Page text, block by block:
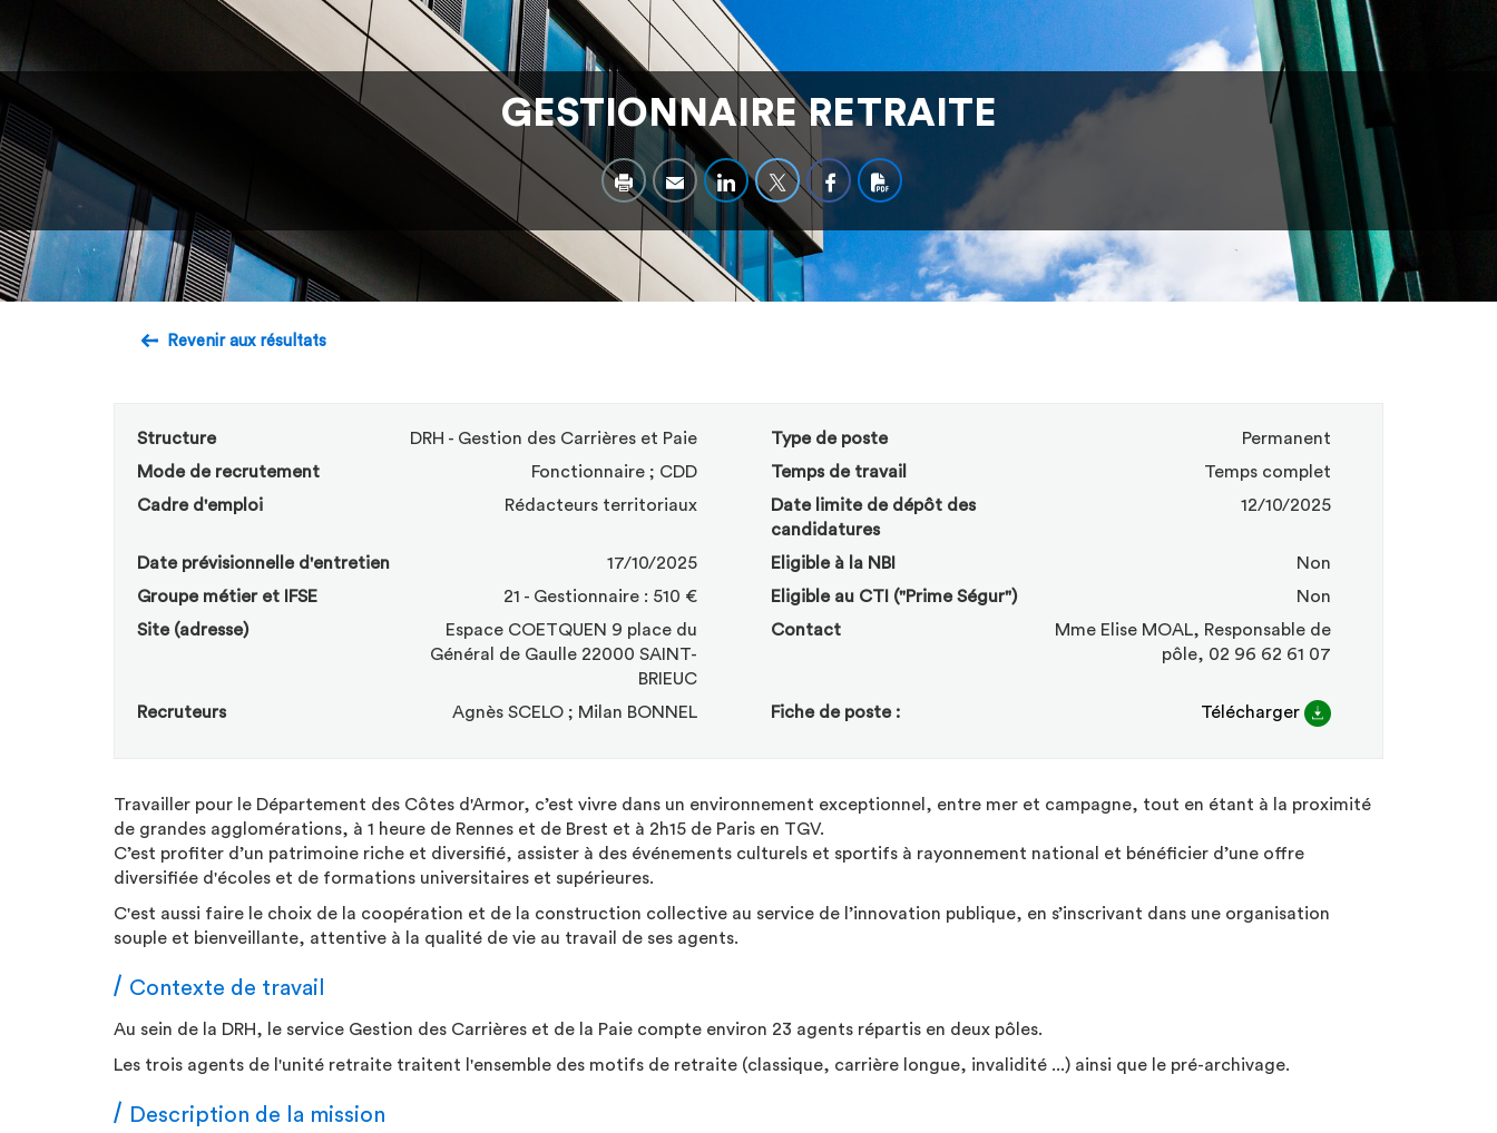
GESTIONNAIRE RETRAITE
Revenir aux résultats
Structure DRH - Gestion des Carrières et Paie Type de poste
Permanent
Mode de recrutement
Fonctionnaire ; CDD Temps de travail
Temps complet
Cadre d'emploi
Rédacteurs territoriaux
Date limite de dépôt des
candidatures
12/10/2025
Date prévisionnelle d'entretien 17/10/2025 Eligible à la NBI
Non
Groupe métier et IFSE
21 - Gestionnaire : 510 € Eligible au CTI ("Prime Ségur")
Non
Site (adresse)
Espace COETQUEN 9 place du
Général de Gaulle 22000 SAINT-
BRIEUC
Contact
Mme Elise MOAL, Responsable de
pôle, 02 96 62 61 07
Recruteurs Agnès SCELO ; Milan BONNEL Fiche de poste : Télécharger
Travailler pour le Département des Côtes d'Armor, c’est vivre dans un environnement exceptionnel, entre mer et campagne, tout en étant à la proximité
de grandes agglomérations, à 1 heure de Rennes et de Brest et à 2h15 de Paris en TGV.
C’est profiter d’un patrimoine riche et diversifié, assister à des événements culturels et sportifs à rayonnement national et bénéficier d’une offre
diversifiée d'écoles et de formations universitaires et supérieures.
C'est aussi faire le choix de la coopération et de la construction collective au service de l’innovation publique, en s’inscrivant dans une organisation
souple et bienveillante, attentive à la qualité de vie au travail de ses agents.
Contexte de travail
Au sein de la DRH, le service Gestion des Carrières et de la Paie compte environ 23 agents répartis en deux pôles.
Les trois agents de l'unité retraite traitent l'ensemble des motifs de retraite (classique, carrière longue, invalidité ...) ainsi que le pré-archivage.
Description de la mission